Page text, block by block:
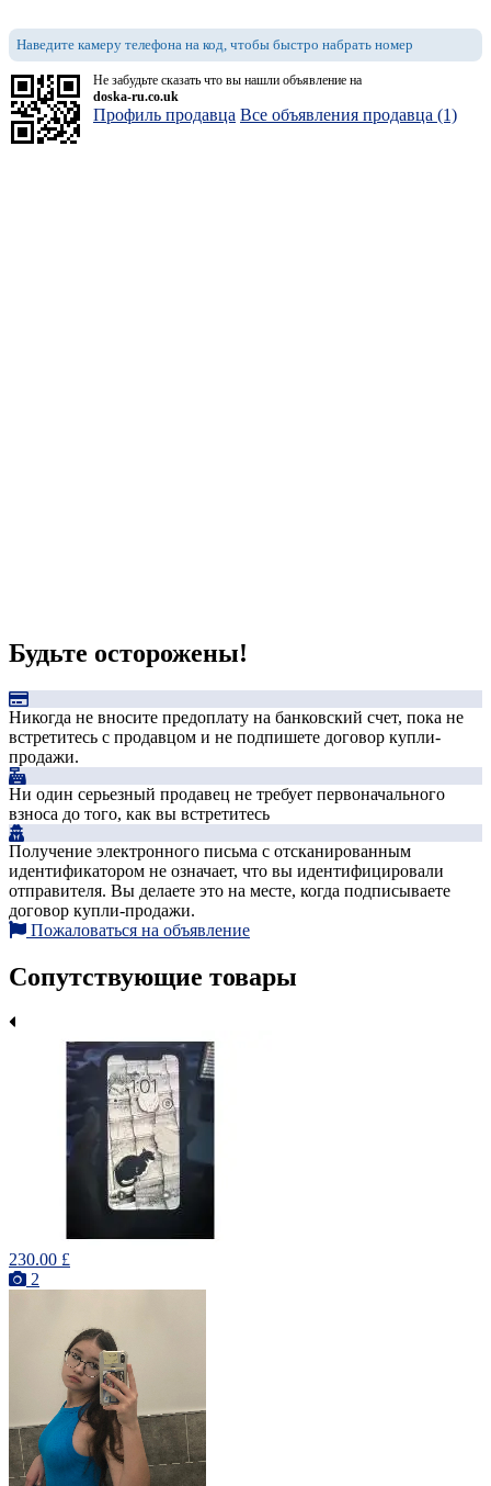
Наведите камеру телефона на код, чтобы быстро набрать номер
Не забудьте сказать что вы нашли объявление на
doska-ru.co.uk
Профиль продавца Все объявления продавца (1)
Будьте осторожены!
Никогда не вносите предоплату на банковский счет, пока не
встретитесь с продавцом и не подпишете договор купли-
продажи.
Ни один серьезный продавец не требует первоначального
взноса до того, как вы встретитесь
Получение электронного письма с отсканированным
идентификатором не означает, что вы идентифицировали
отправителя. Вы делаете это на месте, когда подписываете
договор купли-продажи.
Пожаловаться на объявление
Сопутствующие товары
230.00 £
2